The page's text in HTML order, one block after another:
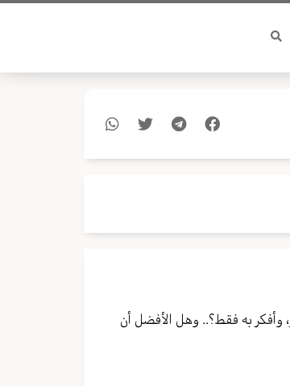
وأفكر به فقط؟.. وهل الأفضل أن